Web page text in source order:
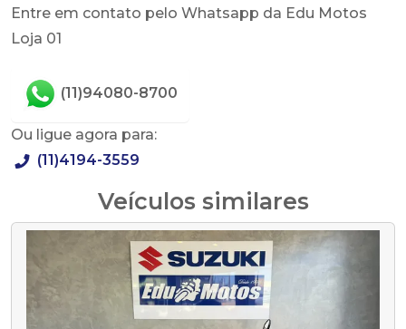
Entre em contato pelo Whatsapp da Edu Motos
Loja 01
(11)94080-8700
Ou ligue agora para:
(11)4194-3559
Veículos similares